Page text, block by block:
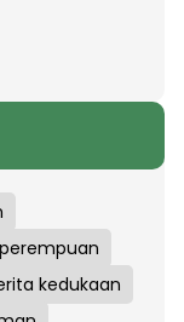
kedukaan